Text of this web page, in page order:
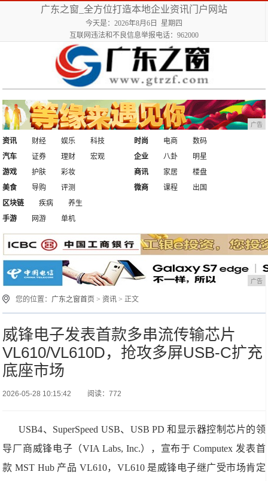
广东之窗_全方位打造本地企业资讯门户网站
今天是：2026年8月6日 星期四
互联网违法和不良信息举报电话：962000
广告
资讯 财经 娱乐
科技
汽车
证券 理财 宏观
时尚 电商
数码
企业
八卦
明星
游戏
护肤
彩妆
美食
导购 评测
商讯 家居
楼盘
微商
课程
出国
区块链
疾病
养生
手游
网游 单机
广告
您的位置： 广东之窗首页 >资讯 > 正文
威锋电子发表首款多串流传输芯片
VL610/VL610D，抢攻多屏USB-C扩充
底座市场
2026-05-28 10:15:42 阅读：772
USB4、SuperSpeed USB、USB PD 和显示器控制芯片的领
导厂商威锋电子（VIA Labs, Inc.），宣布于 Computex 发表首
款 MST Hub 产品 VL610，VL610 是威锋电子继广受市场肯定